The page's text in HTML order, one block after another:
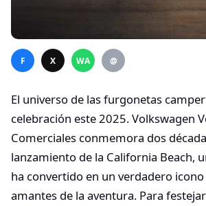
F X WA @
El universo de las furgonetas
celebración este 2025. Volkswagen
Comerciales conmemora dos
lanzamiento de la California Beach,
ha convertido en un verdadero
amantes de la aventura. Para